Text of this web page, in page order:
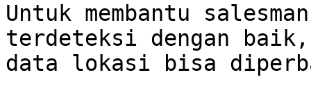
Untuk membantu
terdeteksi dengan
data lokasi bisa